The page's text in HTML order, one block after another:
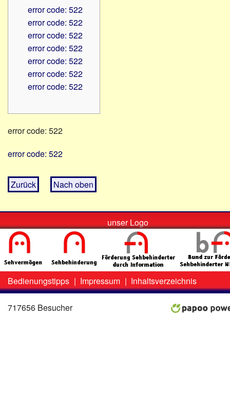
PC
Verbände
error code: 522
error code: 522
error code: 522
error code: 522
error code: 522
error code: 522
error code: 522
error code: 522
error code: 522
Zurück Nach oben
unser Logo
Zweit-
Menü
Bedienungstipps | Impressum | Inhaltsverzeichnis
717656 Besucher